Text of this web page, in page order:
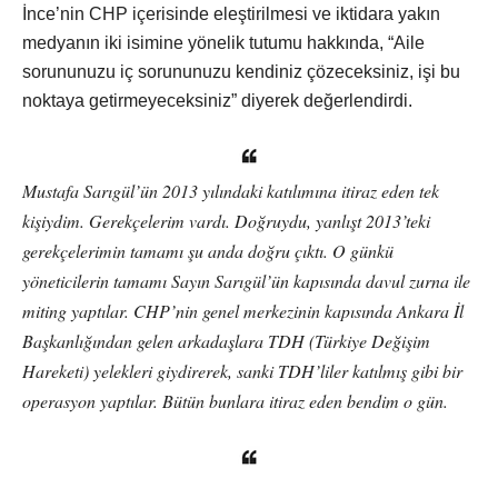
İnce’nin CHP içerisinde eleştirilmesi ve iktidara yakın
medyanın iki isimine yönelik tutumu hakkında, “Aile
sorununuzu iç sorununuzu kendiniz çözeceksiniz, işi bu
noktaya getirmeyeceksiniz” diyerek değerlendirdi.
Mustafa Sarıgül’ün 2013 yılındaki katılımına itiraz eden tek
kişiydim. Gerekçelerim vardı. Doğruydu, yanlışt 2013’teki
gerekçelerimin tamamı şu anda doğru çıktı. O günkü
yöneticilerin tamamı Sayın Sarıgül’ün kapısında davul zurna ile
miting yaptılar. CHP’nin genel merkezinin kapısında Ankara İl
Başkanlığından gelen arkadaşlara TDH (Türkiye Değişim
Hareketi) yelekleri giydirerek, sanki TDH’liler katılmış gibi bir
operasyon yaptılar. Bütün bunlara itiraz eden bendim o gün.